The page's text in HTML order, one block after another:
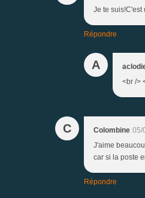
Je te suis!C'est
Répondre
A
<br />
C Colombine 05/
J'aime
car si la poste
Répondre